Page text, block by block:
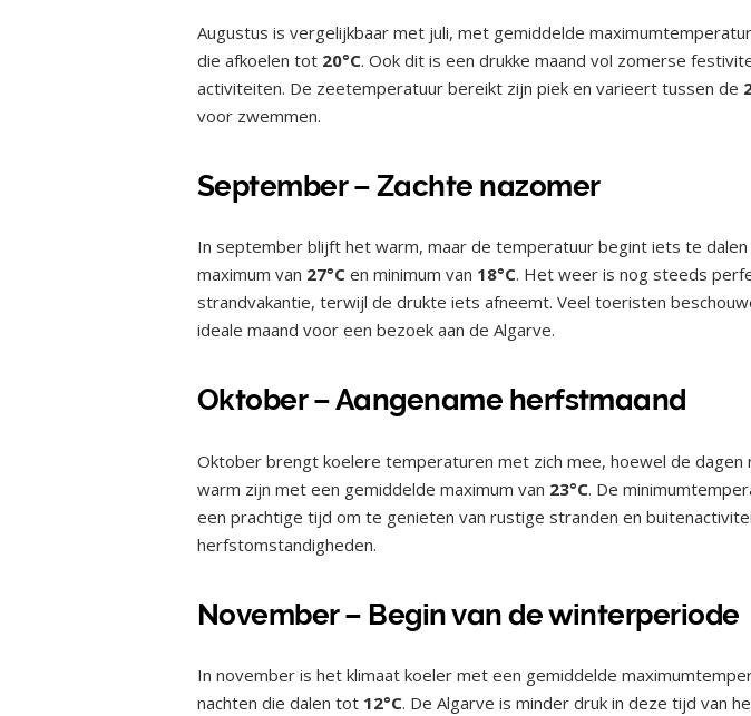
Augustus is vergelijkbaar met juli, met gemiddelde
die afkoelen tot 20°C. Ook dit is een drukke maand vol zomerse
activiteiten. De zeetemperatuur bereikt zijn piek en varieert tussen de
voor zwemmen.
September – Zachte nazomer
In september blijft het warm, maar de temperatuur begint iets te dalen
maximum van 27°C en minimum van 18°C. Het weer is nog steeds
strandvakantie, terwijl de drukte iets afneemt. Veel toeristen
ideale maand voor een bezoek aan de Algarve.
Oktober – Aangename herfstmaand
Oktober brengt koelere temperaturen met zich mee, hoewel de dagen
warm zijn met een gemiddelde maximum van 23°C. De
een prachtige tijd om te genieten van rustige stranden en
herfstomstandigheden.
November – Begin van de winterperiode
In november is het klimaat koeler met een gemiddelde
nachten die dalen tot 12°C. De Algarve is minder druk in deze tijd van